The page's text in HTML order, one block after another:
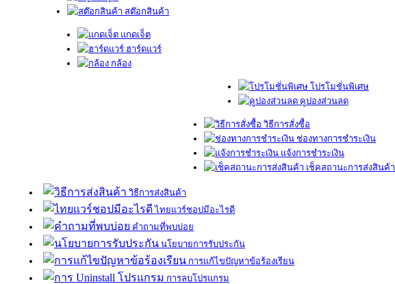
สต๊อกสินค้า
แกดเจ็ต
ฮาร์ดแวร์
กล้อง
โปรโมชั่นพิเศษ
คูปองส่วนลด
วิธีการสั่งซื้อ
ช่องทางการชำระเงิน
แจ้งการชำระเงิน
เช็คสถานะการส่งสินค้า
วิธีการส่งสินค้า
ไทยแวร์ชอปมีอะไรดี
คำถามที่พบบ่อย
นโยบายการรับประกัน
การแก้ไขปัญหาข้อร้องเรียน
การลบโปรแกรม